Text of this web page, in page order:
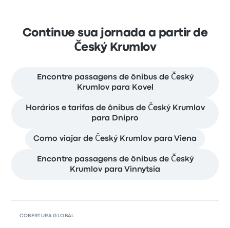
Continue sua jornada a partir de
Český Krumlov
Encontre passagens de ônibus de Český
Krumlov para Kovel
Horários e tarifas de ônibus de Český Krumlov
para Dnipro
Como viajar de Český Krumlov para Viena
Encontre passagens de ônibus de Český
Krumlov para Vinnytsia
COBERTURA GLOBAL